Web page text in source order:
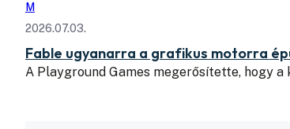
M
2026.07.03.
Fable ugyanarra a grafikus motorra
A Playground Games megerősítette, hogy